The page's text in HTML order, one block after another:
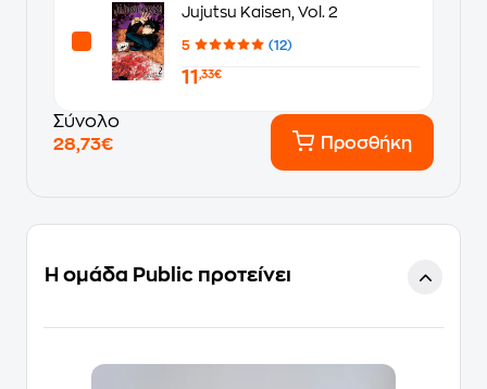
Jujutsu Kaisen, Vol. 2
5 (12)
11 ,33€
Σύνολο
28,73€
Προσθήκη
Η ομάδα Public προτείνει